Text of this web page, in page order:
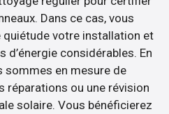
Dans ce cas, vous
votre installation et
considérables. En
sommes en mesure de
réparations ou une révision
solaire. Vous bénéficierez